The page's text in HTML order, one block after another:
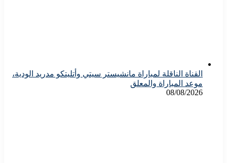
القناة الناقلة لمباراة مانشيستر سيتي وأتليتكو مدريد الودية،
موعد المباراة والمعلق
08/08/2026